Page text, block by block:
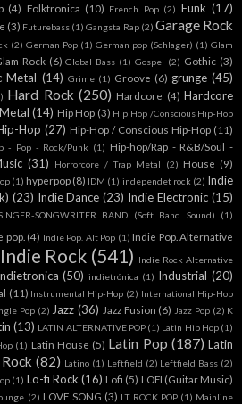
(4) Folktronica (10) French Pop (2) Funk (17)
(3) Futurebass (1) Gangsta Rap (2) Garage Rock
(2) German Pop (1) German pop (Schlager) (1) Glam
Rock (6) Global Bass (1) Gospel (2) Gothic (3)
Metal (14) Grime (1) Groove (6) grunge (45)
Hard Rock (250) Hardcore (4) Hardcore
(14) Hip Hop (3) Hip Hop /Conscious Hip-Hop
Hop (27) Hip-Hop / Conscious Hip-Hop (11)
- Pop - Rock/Punk (1) Hip-hop/Rap - R&B/Soul -
(31) Horrorcore / Trap Metal (2) House (9)
(1) hyperpop (8) IDM (1) independet rock (2) Indie
(23) Indie Dance (23) Indie Electronic (15)
SONGWRITER BAND (Soft Band Sound) (1)
pop. (4) Indie Pop. Alt Pop (1) Indie Pop. Alternative
Indie Rock (541) Indie Rock Alternative
(50) indietrónica (1) Industrial (20)
(11) Instrumental Hip-Hop (2) International Hip-Hop
Pop (2) Jazz (36) Jazz Fusion (6) Jazz Pop (2) K
(13) LATIN ALTERNATIVE POP (1) Latin Hip Hop (1)
(1) Latin House (5) Latin Pop (187) Latin
(82) Latino (1) Leftfield (2) Leftfield Bass (2)
(1) Lo-fi Rock (16) Lofi (5) LOFI (Guitar Music)
(2) LOVE SONG (3) LT ROCK POP (1) Mainline